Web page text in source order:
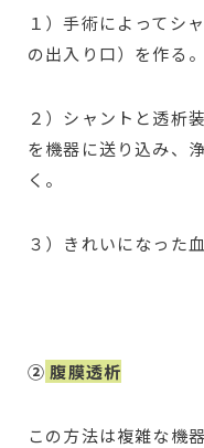
１）手術によってシ
の出入り口）を作る。
２）シャントと透析
を機器に送り込み、
く。
３）きれいになった
② 腹膜透析
この方法は複雑な機